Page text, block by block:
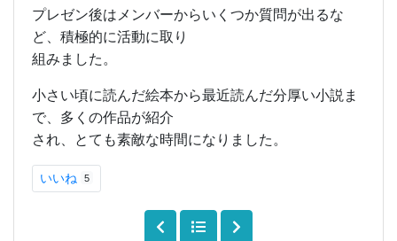
プレゼン後はメンバーからいくつか質問が出るな
ど、積極的に活動に取り
組みました。
小さい頃に読んだ絵本から最近読んだ分厚い小説ま
で、多くの作品が紹介
され、とても素敵な時間になりました。
いいね 5